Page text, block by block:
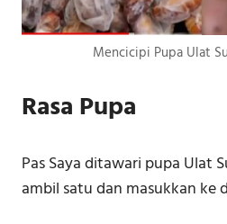
Mencicipi Pupa Ulat
Rasa Pupa
Pas Saya ditawari pupa Ulat
ambil satu dan masukkan ke